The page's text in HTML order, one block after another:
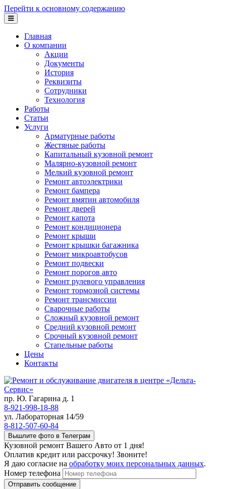
Перейти к основному содержанию
Главная
О компании
Акции
Документы
История
Реквизиты
Сотрудники
Технология
Работы
Статьи
Услуги
Арматурные работы
Жестяные работы
Капитальный кузовной ремонт
Малярно-кузовной ремонт
Мелкий кузовной ремонт
Ремонт автоэлектрики
Ремонт бампера
Ремонт вмятин автомобиля
Ремонт дверей
Ремонт капота
Ремонт кондиционера
Ремонт крыши
Ремонт крышки багажника
Ремонт микроавтобусов
Ремонт подвески
Ремонт порогов авто
Ремонт рулевого управления
Ремонт тормозной системы
Ремонт трансмиссии
Сварочные работы
Сложный кузовной ремонт
Средний кузовной ремонт
Срочный кузовной ремонт
Стапельные работы
Цены
Контакты
пр. Ю. Гагарина д. 1
8-921-998-18-88
ул. Лабораторная 14/59
8-812-507-60-84
Вышлите фото в Телеграм
Кузовной ремонт Вашего Авто от 1 дня!
Оплатив кредит или рассрочку! Звоните!
Я даю согласие на обработку моих персональных данных.
Номер телефона